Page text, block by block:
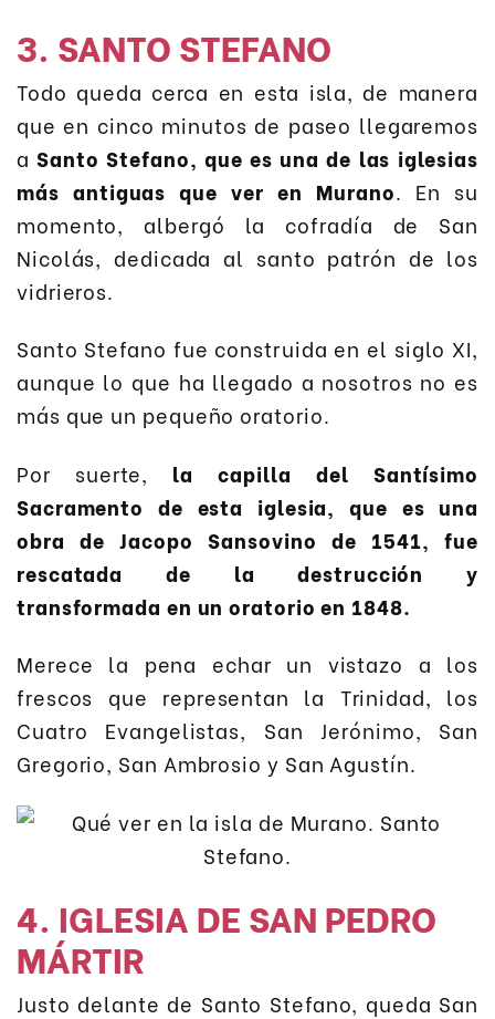
3. SANTO STEFANO
Todo queda cerca en esta isla, de manera
que en cinco minutos de paseo llegaremos
aSanto Stefano, que es una de las iglesias
más antiguas que ver en Murano. En su
momento, albergó la cofradía de San
Nicolás, dedicada al santo patrón de los
vidrieros.
Santo Stefano fue construida en el siglo XI,
aunque lo que ha llegado a nosotros no es
más que un pequeño oratorio.
Por suerte, la capilla del Santísimo
Sacramento de esta iglesia, que es una
obra de Jacopo Sansovino de 1541, fue
rescatada de la destrucción y
transformada en un oratorio en 1848.
Merece la pena echar un vistazo a los
frescos que representan la Trinidad, los
Cuatro Evangelistas, San Jerónimo, San
Gregorio, San Ambrosio y San Agustín.
4. IGLESIA DE SAN PEDRO
MÁRTIR
Justo delante de Santo Stefano, queda San